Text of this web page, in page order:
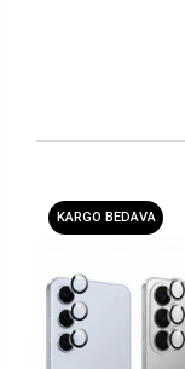
KARGO BEDAVA